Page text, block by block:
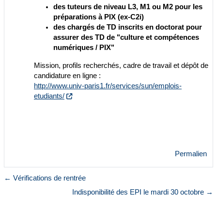
des tuteurs de niveau L3, M1 ou M2 pour les
préparations à PIX (ex-C2i)
des chargés de TD inscrits en doctorat pour
assurer des TD de "culture et compétences
numériques / PIX"
Mission, profils recherchés, cadre de travail et dépôt de
candidature en ligne :
http://www.univ-paris1.fr/services/sun/emplois-
etudiants/
Permalien
← Vérifications de rentrée
Indisponibilité des EPI le mardi 30 octobre →